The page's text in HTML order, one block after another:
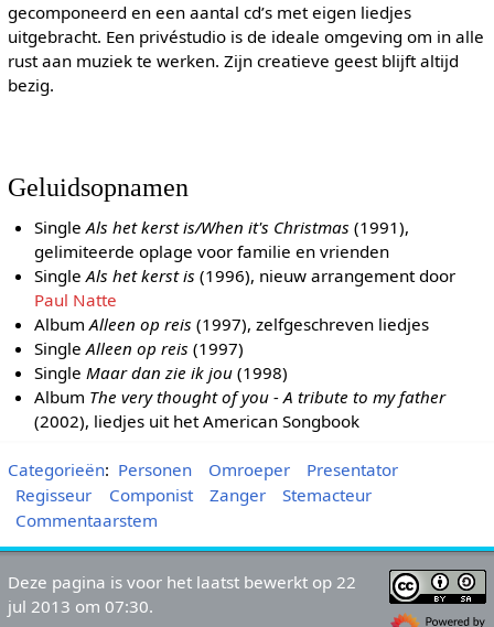
gecomponeerd en een aantal cd’s met eigen liedjes
uitgebracht. Een privéstudio is de ideale omgeving om in alle
rust aan muziek te werken. Zijn creatieve geest blijft altijd
bezig.
Geluidsopnamen
SingleAls het kerst is/When it's Christmas (1991),
gelimiteerde oplage voor familie en vrienden
SingleAls het kerst is (1996), nieuw arrangement door
Paul Natte
AlbumAlleen op reis (1997), zelfgeschreven liedjes
SingleAlleen op reis (1997)
Single Maar dan zie ik jou (1998)
Album The very thought of you - A tribute to my father
(2002), liedjes uit het American Songbook
Categorieën: Personen Omroeper
Presentator
Regisseur
Componist Zanger
Stemacteur
Commentaarstem
Deze pagina is voor het laatst bewerkt op 22
jul 2013 om 07:30.